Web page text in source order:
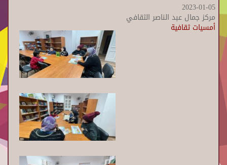
2023-01-05
مركز جمال عبد الناصر الثقافي
أمسيات ثقافية